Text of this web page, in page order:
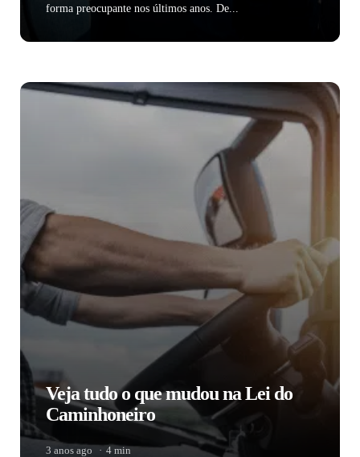
forma preocupante nos últimos anos. De...
Veja tudo o que mudou na Lei do
Caminhoneiro
3 anos ago 4 min